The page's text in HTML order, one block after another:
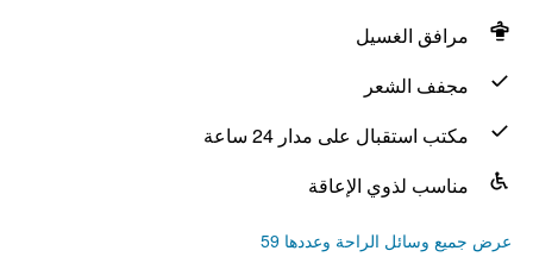
مرافق الغسيل
مجفف الشعر
مكتب استقبال على مدار 24 ساعة
مناسب لذوي الإعاقة
عرض جميع وسائل الراحة وعددها 59